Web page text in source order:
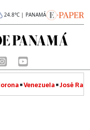
24.8°C | PANAMÁ
Venezuela José